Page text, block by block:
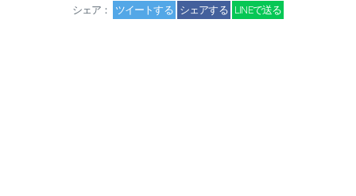
シェア： ツイートする シェアする LINEで送る